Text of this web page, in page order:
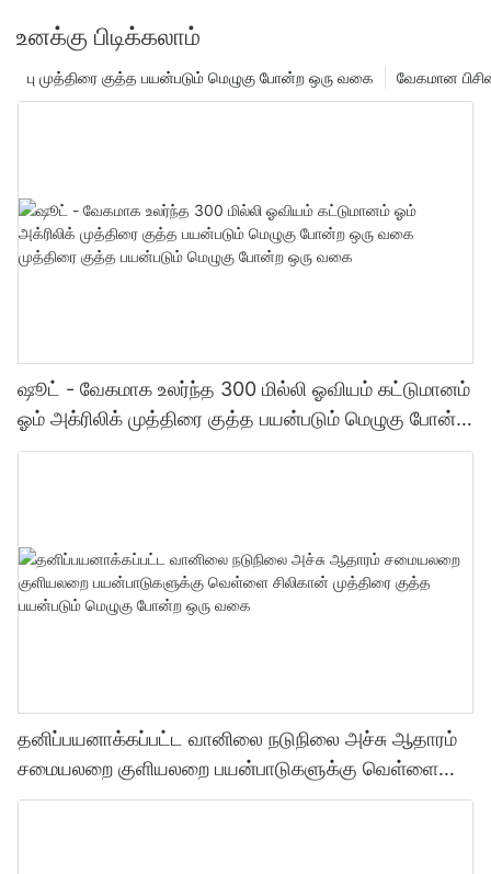
உனக்கு பிடிக்கலாம்
வேகமான
பு முத்திரை குத்த பயன்படும் மெழுகு போன்ற ஒரு வகை
ஷூட் - வேகமாக உலர்ந்த 300 மில்லி ஓவியம் கட்டுமானம்
ஓம் அக்ரிலிக் முத்திரை குத்த பயன்படும் மெழுகு போன்ற
ஒரு வகை முத்திரை குத்த பயன்படும் மெழுகு போன்ற
தனிப்பயனாக்கப்பட்ட வானிலை நடுநிலை அச்சு ஆதாரம்
சமையலறை குளியலறை பயன்பாடுகளுக்கு வெள்ளை
சிலிகான் முத்திரை குத்த பயன்படும் மெழுகு போன்ற ஒரு